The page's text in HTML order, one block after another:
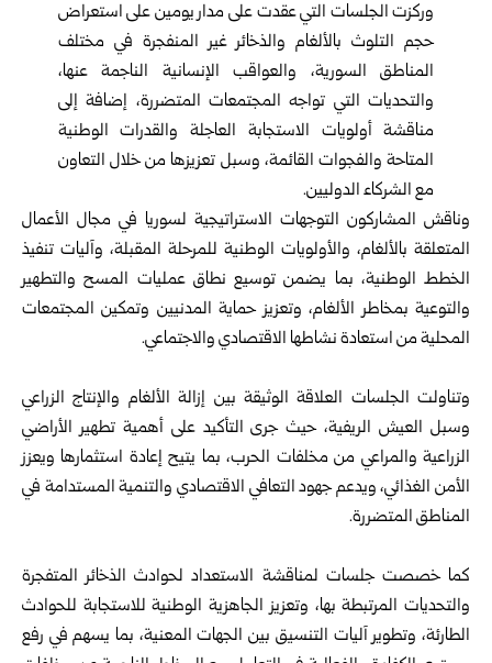
وركزت الجلسات التي عقدت على مدار يومين على استعراض
حجم التلوث ‏بالألغام والذخائر غير المنفجرة في مختلف
المناطق السورية، والعواقب ‏الإنسانية الناجمة عنها،
والتحديات التي تواجه المجتمعات المتضررة، إضافة ‏إلى
مناقشة أولويات الاستجابة العاجلة والقدرات الوطنية
المتاحة والفجوات ‏القائمة، وسبل تعزيزها من خلال التعاون
مع الشركاء الدوليين.‏
وناقش المشاركون التوجهات الاستراتيجية لسوريا في مجال الأعمال
المتعلقة ‏بالألغام، والأولويات الوطنية للمرحلة المقبلة، وآليات تنفيذ
الخطط الوطنية، ‏بما يضمن توسيع نطاق عمليات المسح والتطهير
والتوعية بمخاطر الألغام، ‏وتعزيز حماية المدنيين وتمكين المجتمعات
المحلية من استعادة نشاطها ‏الاقتصادي والاجتماعي.‏
وتناولت الجلسات العلاقة الوثيقة بين إزالة الألغام والإنتاج الزراعي
وسبل ‏العيش الريفية، حيث جرى التأكيد على أهمية تطهير الأراضي
الزراعية ‏والمراعي من مخلفات الحرب، بما يتيح إعادة استثمارها ويعزز
الأمن ‏الغذائي، ويدعم جهود التعافي الاقتصادي والتنمية المستدامة في
المناطق ‏المتضررة.‏
كما خصصت جلسات لمناقشة الاستعداد لحوادث الذخائر المتفجرة
‏والتحديات المرتبطة بها، وتعزيز الجاهزية الوطنية للاستجابة للحوادث
‏الطارئة، وتطوير آليات التنسيق بين الجهات المعنية، بما يسهم في رفع